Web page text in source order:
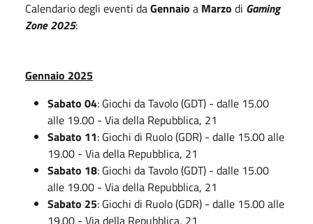
Calendario degli eventi daGennaio a Marzo di Gaming
Zone 2025:
Gennaio 2025
Sabato 04: Giochi da Tavolo (GDT) - dalle 15.00
alle 19.00 - Via della Repubblica, 21
Sabato 11: Giochi di Ruolo (GDR) - dalle 15.00 alle
19.00 - Via della Repubblica, 21
Sabato 18: Giochi da Tavolo (GDT) - dalle 15.00
alle 19.00 - Via della Repubblica, 21
Sabato 25: Giochi di Ruolo (GDR) - dalle 15.00 alle
19.00 - Via della Repubblica, 21